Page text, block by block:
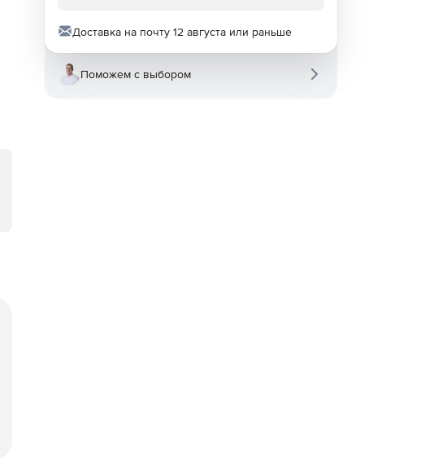
Доставка на почту 12 августа или раньше
Поможем с выбором